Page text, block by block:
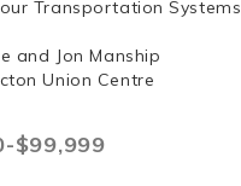
Transportation Systems
and Jon Manship
Union Centre
$99,999